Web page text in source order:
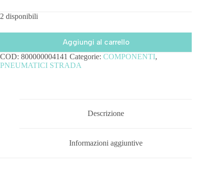
2 disponibili
Aggiungi al carrello
COD: 800000004141 Categorie: COMPONENTI,
PNEUMATICI STRADA
Descrizione
Informazioni aggiuntive